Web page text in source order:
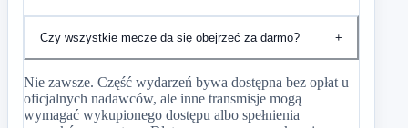
Czy wszystkie mecze da się obejrzeć za darmo? +
Nie zawsze. Część wydarzeń bywa dostępna bez opłat u
oficjalnych nadawców, ale inne transmisje mogą
wymagać wykupionego dostępu albo spełnienia